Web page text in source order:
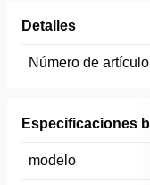
Detalles
Número de artículo
Especificaciones
modelo